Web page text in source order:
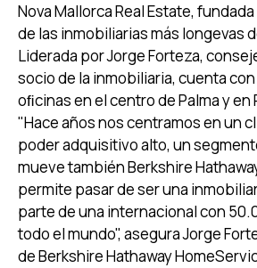
Nova Mallorca Real Estate,
de las inmobiliarias más longevas
Liderada por Jorge Forteza,
socio de la inmobiliaria, cuenta
oﬁcinas en el centro de Palma y en
"Hace años nos centramos en un
poder adquisitivo alto, un
mueve también Berkshire
permite pasar de ser una
parte de una internacional con
todo el mundo", asegura Jorge
de Berkshire Hathaway